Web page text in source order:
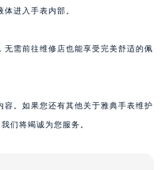
进入手表内部。
需前往维修店也能享受完美舒适的佩
容。如果您还有其他关于雅典手表维护
们将竭诚为您服务。